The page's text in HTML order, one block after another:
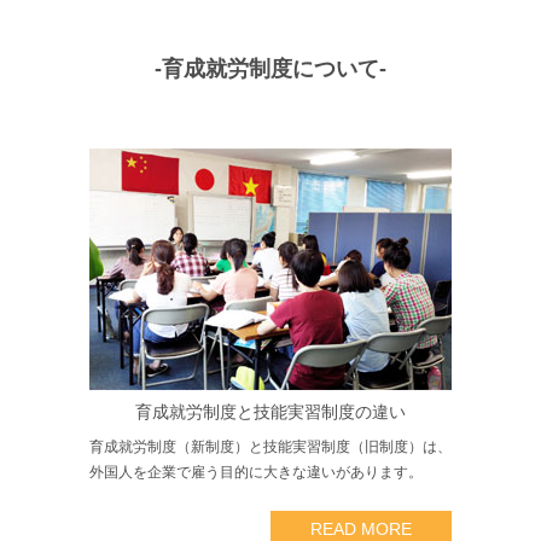
-育成就労制度について-
育成就労制度と技能実習制度の違い
育成就労制度（新制度）と技能実習制度（旧制度）は、
外国人を企業で雇う目的に大きな違いがあります。
READ MORE